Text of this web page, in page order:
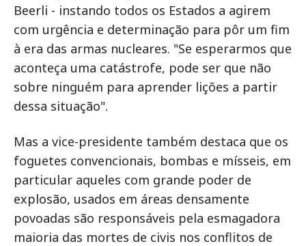
Beerli - instando todos os Estados a agirem
com urgência e determinação para pôr um fim
à era das armas nucleares. "Se esperarmos que
aconteça uma catástrofe, pode ser que não
sobre ninguém para aprender lições a partir
dessa situação".
Mas a vice-presidente também destaca que os
foguetes convencionais, bombas e mísseis, em
particular aqueles com grande poder de
explosão, usados em áreas densamente
povoadas são responsáveis pela esmagadora
maioria das mortes de civis nos conflitos de